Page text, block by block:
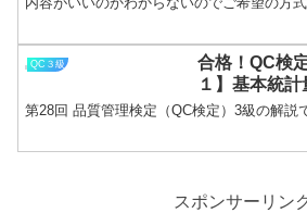
QC３級
合格！QC検
１】基本統
第28回 品質管理検定（QC検定）3級の解説
スポンサーリン